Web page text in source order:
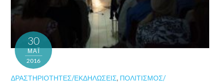
30
ΜΑΪ́
2016
ΔΡΑΣΤΗΡΙΌΤΗΤΕΣ/ΕΚΔΗΛΏΣΕΙΣ, ΠΟΛΙΤΙΣΜΌΣ/